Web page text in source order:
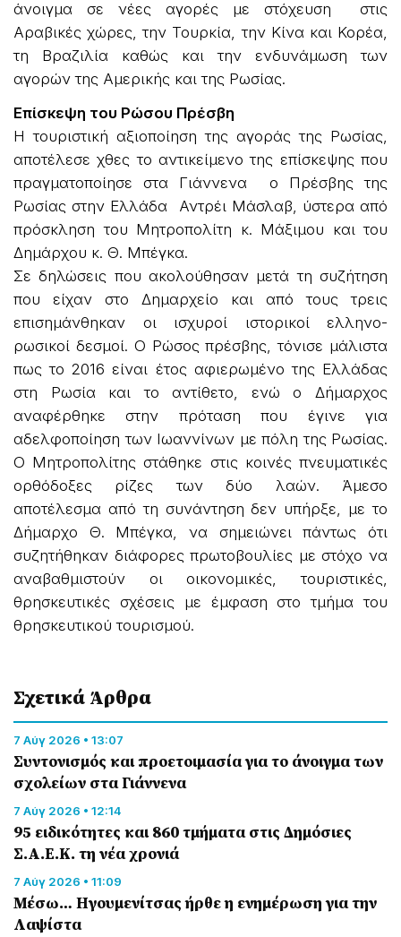
άνοιγμα σε νέες αγορές με στόχευση στις
Αραβικές χώρες, την Τουρκία, την Κίνα και Κορέα,
τη Βραζιλία καθώς και την ενδυνάμωση των
αγορών της Αμερικής και της Ρωσίας.
Επίσκεψη του Ρώσου Πρέσβη
Η τουριστική αξιοποίηση της αγοράς της Ρωσίας,
αποτέλεσε χθες το αντικείμενο της επίσκεψης που
πραγματοποίησε στα Γιάννενα ο Πρέσβης της
Ρωσίας στην Ελλάδα Αντρέι Μάσλαβ, ύστερα από
πρόσκληση του Μητροπολίτη κ. Μάξιμου και του
Δημάρχου κ. Θ. Μπέγκα.
Σε δηλώσεις που ακολούθησαν μετά τη συζήτηση
που είχαν στο Δημαρχείο και από τους τρεις
επισημάνθηκαν οι ισχυροί ιστορικοί ελληνο-
ρωσικοί δεσμοί. Ο Ρώσος πρέσβης, τόνισε μάλιστα
πως το 2016 είναι έτος αφιερωμένο της Ελλάδας
στη Ρωσία και το αντίθετο, ενώ ο Δήμαρχος
αναφέρθηκε στην πρόταση που έγινε για
αδελφοποίηση των Ιωαννίνων με πόλη της Ρωσίας.
Ο Μητροπολίτης στάθηκε στις κοινές πνευματικές
ορθόδοξες ρίζες των δύο λαών. Άμεσο
αποτέλεσμα από τη συνάντηση δεν υπήρξε, με το
Δήμαρχο Θ. Μπέγκα, να σημειώνει πάντως ότι
συζητήθηκαν διάφορες πρωτοβουλίες με στόχο να
αναβαθμιστούν οι οικονομικές, τουριστικές,
θρησκευτικές σχέσεις με έμφαση στο τμήμα του
θρησκευτικού τουρισμού.
Σχετικά Άρθρα
7 Αύγ 2026 • 13:07
Συντονισμός και προετοιμασία για το άνοιγμα των
σχολείων στα Γιάννενα
7 Αύγ 2026 • 12:14
95 ειδικότητες και 860 τμήματα στις Δημόσιες
Σ.Α.Ε.Κ. τη νέα χρονιά
7 Αύγ 2026 • 11:09
Μέσω… Ηγουμενίτσας ήρθε η ενημέρωση για την
Λαψίστα